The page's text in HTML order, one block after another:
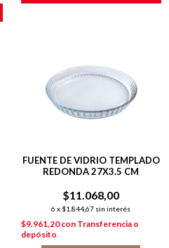
FUENTE DE VIDRIO TEMPLADO
REDONDA 27X3.5 CM
$11.068,00
6 x $1.844,67 sin interés
$9.961,20con Transferencia o
depósito